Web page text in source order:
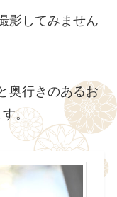
影してみません
奥行きのあるお
す。